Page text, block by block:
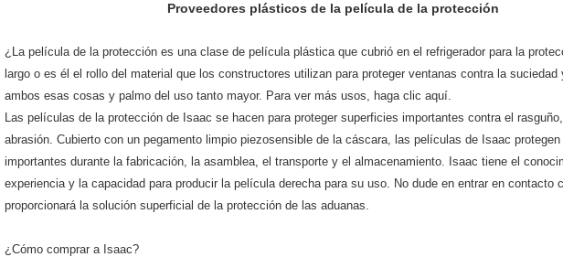
Proveedores plásticos de la película de la protección
¿La película de la protección es una clase de película plástica que cubrió en el refrigerador para la
largo o es él el rollo del material que los constructores utilizan para proteger ventanas contra la
ambos esas cosas y palmo del uso tanto mayor. Para ver más usos, haga clic aquí.
Las películas de la protección de Isaac se hacen para proteger superficies importantes contra el
abrasión. Cubierto con un pegamento limpio piezosensible de la cáscara, las películas de Isaac
importantes durante la fabricación, la asamblea, el transporte y el almacenamiento. Isaac tiene el
experiencia y la capacidad para producir la película derecha para su uso. No dude en entrar en contacto
proporcionará la solución superficial de la protección de las aduanas.
¿Cómo comprar a Isaac?